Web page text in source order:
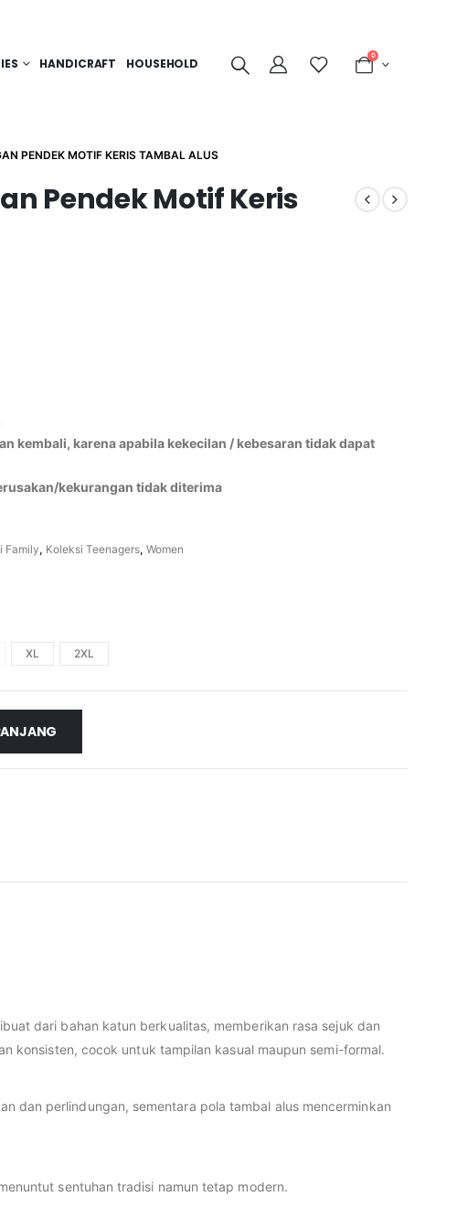
HANDICRAFT HOUSEHOLD
0
PENDEK MOTIF KERIS TAMBAL ALUS
Pendek Motif Keris
kembali, karena apabila kekecilan / kebesaran tidak dapat
kekurangan tidak diterima
Family, Koleksi Teenagers,Women
XL 2XL
dari bahan katun berkualitas, memberikan rasa sejuk dan
konsisten, cocok untuk tampilan kasual maupun semi-formal.
dan perlindungan, sementara pola tambal alus mencerminkan
sentuhan tradisi namun tetap modern.